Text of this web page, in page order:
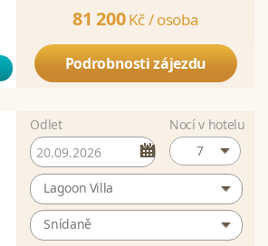
81 200 Kč /osoba
Podrobnosti zájezdu
Odlet
Nocí v hotelu
7
Lagoon Villa
Snídaně